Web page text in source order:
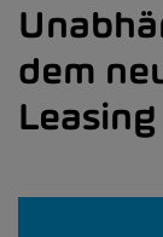
dem
Leasing